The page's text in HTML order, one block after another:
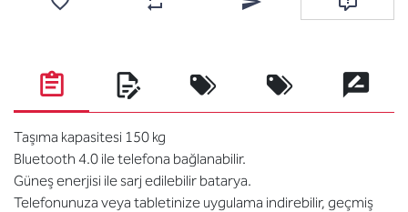
Karşılaştırma listesine ekleArkadaşına e-posta ile
Soru sor
Taşıma kapasitesi 150 kg
Bluetooth 4.0 ile telefona bağlanabilir.
Güneş enerjisi ile sarj edilebilir batarya.
Telefonunuza veya tabletinize uygulama indirebilir, geçmiş